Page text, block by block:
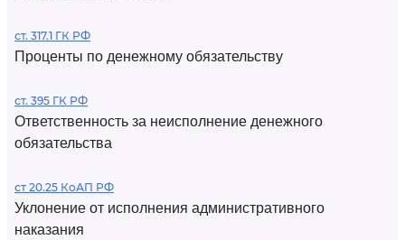
ст. 317.1 ГК РФ
Проценты по денежному обязательству
ст. 395 ГК РФ
Ответственность за неисполнение денежного
обязательства
ст 20.25 КоАП РФ
Уклонение от исполнения административного
наказания